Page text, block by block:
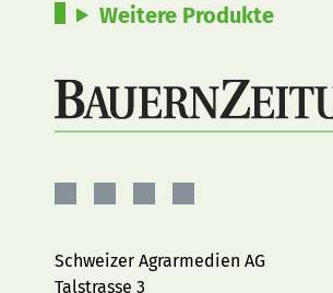
Weitere Produkte
Facebook
Instagram
YouTubeLinkedIn
Schweizer Agrarmedien AG
Talstrasse 3